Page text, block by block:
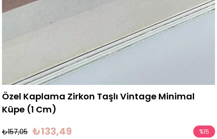
Özel Kaplama Zirkon Taşlı Vintage Minimal
Küpe (1 Cm)
₺157,05 ₺133,49 %15